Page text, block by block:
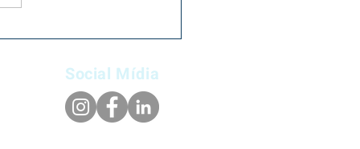
Torcida e Inclusão:
e a Copa do
no Aconchego do Lar
Social Mídia